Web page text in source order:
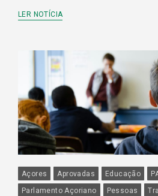
LER NOTÍCIA
Açores Aprovadas Educação
Parlamento Açoriano
Pessoas